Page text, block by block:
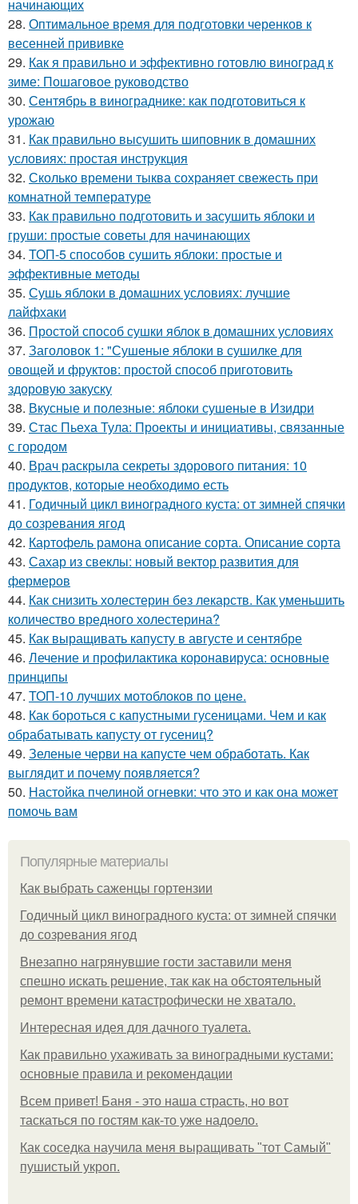
начинающих
28. Оптимальное время для подготовки черенков к
весенней прививке
29. Как я правильно и эффективно готовлю виноград к
зиме: Пошаговое руководство
30. Сентябрь в винограднике: как подготовиться к
урожаю
31. Как правильно высушить шиповник в домашних
условиях: простая инструкция
32. Сколько времени тыква сохраняет свежесть при
комнатной температуре
33. Как правильно подготовить и засушить яблоки и
груши: простые советы для начинающих
34. ТОП-5 способов сушить яблоки: простые и
эффективные методы
35. Сушь яблоки в домашних условиях: лучшие
лайфхаки
36. Простой способ сушки яблок в домашних условиях
37. Заголовок 1: "Сушеные яблоки в сушилке для
овощей и фруктов: простой способ приготовить
здоровую закуску
38. Вкусные и полезные: яблоки сушеные в Изидри
39. Стас Пьеха Тула: Проекты и инициативы, связанные
с городом
40. Врач раскрыла секреты здорового питания: 10
продуктов, которые необходимо есть
41. Годичный цикл виноградного куста: от зимней спячки
до созревания ягод
42. Картофель рамона описание сорта. Описание сорта
43. Сахар из свеклы: новый вектор развития для
фермеров
44. Как снизить холестерин без лекарств. Как уменьшить
количество вредного холестерина?
45. Как выращивать капусту в августе и сентябре
46. Лечение и профилактика коронавируса: основные
принципы
47. ТОП-10 лучших мотоблоков по цене.
48. Как бороться с капустными гусеницами. Чем и как
обрабатывать капусту от гусениц?
49. Зеленые черви на капусте чем обработать. Как
выглядит и почему появляется?
50. Настойка пчелиной огневки: что это и как она может
помочь вам
Популярные материалы
Как выбрать саженцы гортензии
Годичный цикл виноградного куста: от зимней спячки
до созревания ягод
Внезапно нагрянувшие гости заставили меня
спешно искать решение, так как на обстоятельный
ремонт времени катастрофически не хватало.
Интересная идея для дачного туалета.
Как правильно ухаживать за виноградными кустами:
основные правила и рекомендации
Всем привет! Баня - это наша страсть, но вот
таскаться по гостям как-то уже надоело.
Как соседка научила меня выращивать "тот Самый"
пушистый укроп.